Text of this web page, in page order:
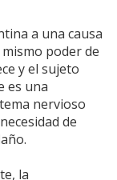
a una causa
poder de
y el sujeto
es una
nervioso
de
la